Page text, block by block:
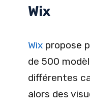
Wix
Wix propose
de 500
différentes
alors des